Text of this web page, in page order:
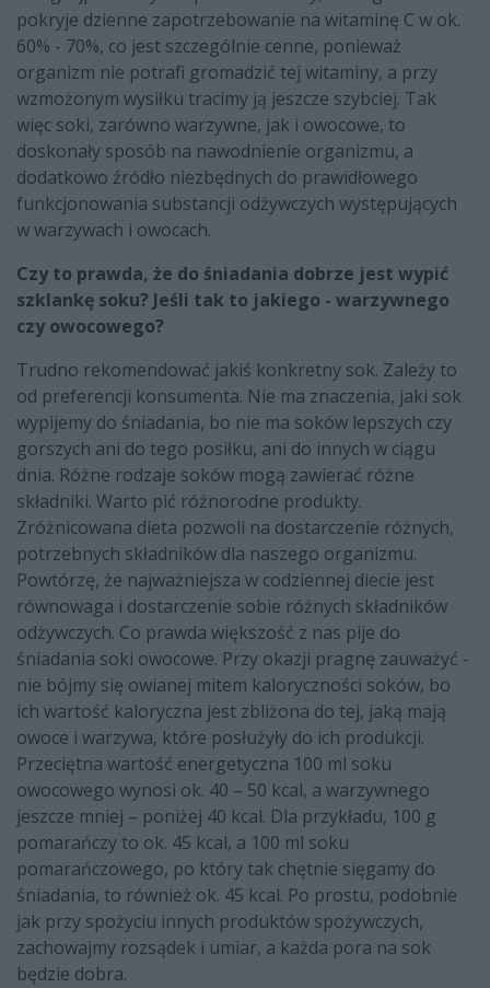
pokryje dzienne zapotrzebowanie na witaminę C w ok.
60% - 70%, co jest szczególnie cenne, ponieważ
organizm nie potrafi gromadzić tej witaminy, a przy
wzmożonym wysiłku tracimy ją jeszcze szybciej. Tak
więc soki, zarówno warzywne, jak i owocowe, to
doskonały sposób na nawodnienie organizmu, a
dodatkowo źródło niezbędnych do prawidłowego
funkcjonowania substancji odżywczych występujących
w warzywach i owocach.
Czy to prawda, że do śniadania dobrze jest wypić
szklankę soku? Jeśli tak to jakiego - warzywnego
czy owocowego?
Trudno rekomendować jakiś konkretny sok. Zależy to
od preferencji konsumenta. Nie ma znaczenia, jaki sok
wypijemy do śniadania, bo nie ma soków lepszych czy
gorszych ani do tego posiłku, ani do innych w ciągu
dnia. Różne rodzaje soków mogą zawierać różne
składniki. Warto pić różnorodne produkty.
Zróżnicowana dieta pozwoli na dostarczenie różnych,
potrzebnych składników dla naszego organizmu.
Powtórzę, że najważniejsza w codziennej diecie jest
równowaga i dostarczenie sobie różnych składników
odżywczych. Co prawda większość z nas pije do
śniadania soki owocowe. Przy okazji pragnę zauważyć -
nie bójmy się owianej mitem kaloryczności soków, bo
ich wartość kaloryczna jest zbliżona do tej, jaką mają
owoce i warzywa, które posłużyły do ich produkcji.
Przeciętna wartość energetyczna 100 ml soku
owocowego wynosi ok. 40 – 50 kcal, a warzywnego
jeszcze mniej – poniżej 40 kcal. Dla przykładu, 100 g
pomarańczy to ok. 45 kcal, a 100 ml soku
pomarańczowego, po który tak chętnie sięgamy do
śniadania, to również ok. 45 kcal. Po prostu, podobnie
jak przy spożyciu innych produktów spożywczych,
zachowajmy rozsądek i umiar, a każda pora na sok
będzie dobra.